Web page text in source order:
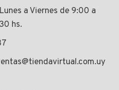
a Viernes de 9:00 a
hs.